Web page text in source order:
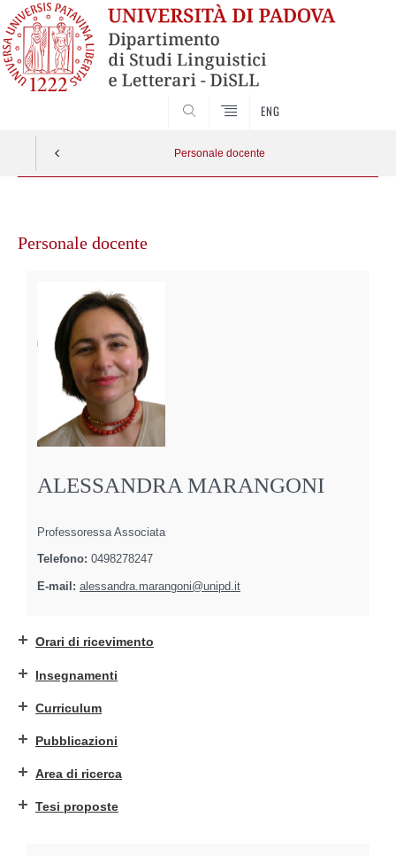
ENG
Personale docente
contenuto
Personale docente
ALESSANDRA MARANGONI
Professoressa Associata
Telefono: 0498278247
E-mail: alessandra.marangoni@unipd.it
Orari di ricevimento
Insegnamenti
Curriculum
Pubblicazioni
Area di ricerca
Tesi proposte